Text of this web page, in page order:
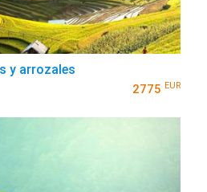
y arrozales
2775 EUR